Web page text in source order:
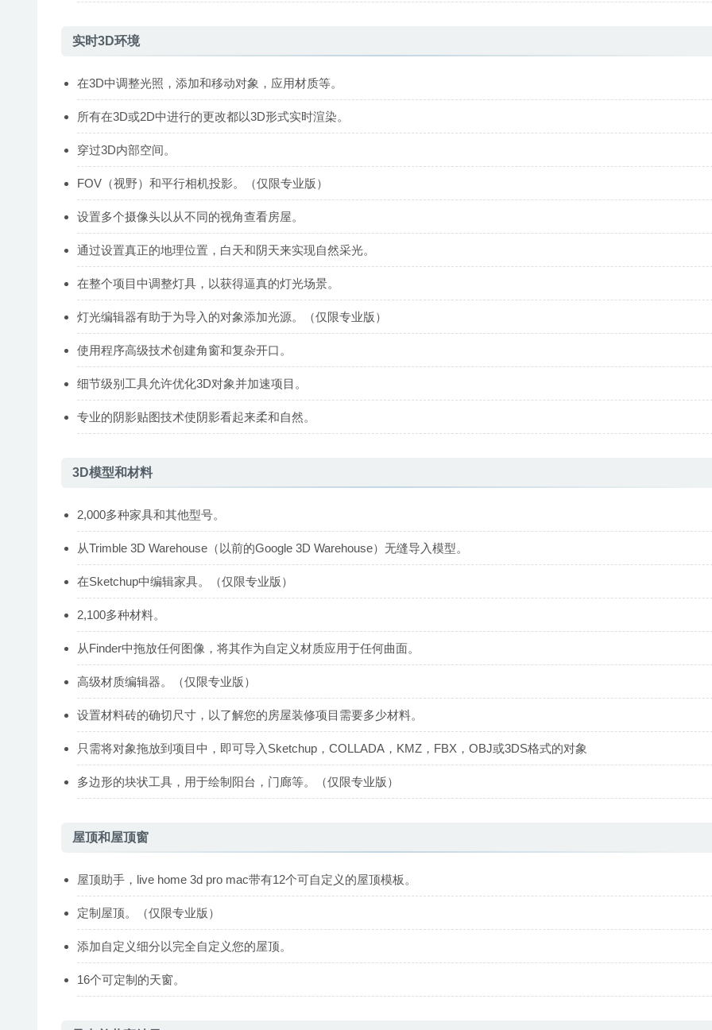
实时3D环境
在3D中调整光照，添加和移动对象，应用材质等。
所有在3D或2D中进行的更改都以3D形式实时渲染。
穿过3D内部空间。
FOV（视野）和平行相机投影。（仅限专业版）
设置多个摄像头以从不同的视角查看房屋。
通过设置真正的地理位置，白天和阴天来实现自然采光。
在整个项目中调整灯具，以获得逼真的灯光场景。
灯光编辑器有助于为导入的对象添加光源。（仅限专业版）
使用程序高级技术创建角窗和复杂开口。
细节级别工具允许优化3D对象并加速项目。
专业的阴影贴图技术使阴影看起来柔和自然。
3D模型和材料
2,000多种家具和其他型号。
从Trimble 3D Warehouse（以前的Google 3D Warehouse）无缝导入模型。
在Sketchup中编辑家具。（仅限专业版）
2,100多种材料。
从Finder中拖放任何图像，将其作为自定义材质应用于任何曲面。
高级材质编辑器。（仅限专业版）
设置材料砖的确切尺寸，以了解您的房屋装修项目需要多少材料。
只需将对象拖放到项目中，即可导入Sketchup，COLLADA，KMZ，FBX，OBJ或3DS格式的对象
多边形的块状工具，用于绘制阳台，门廊等。（仅限专业版）
屋顶和屋顶窗
屋顶助手，live home 3d pro mac带有12个可自定义的屋顶模板。
定制屋顶。（仅限专业版）
添加自定义细分以完全自定义您的屋顶。
16个可定制的天窗。